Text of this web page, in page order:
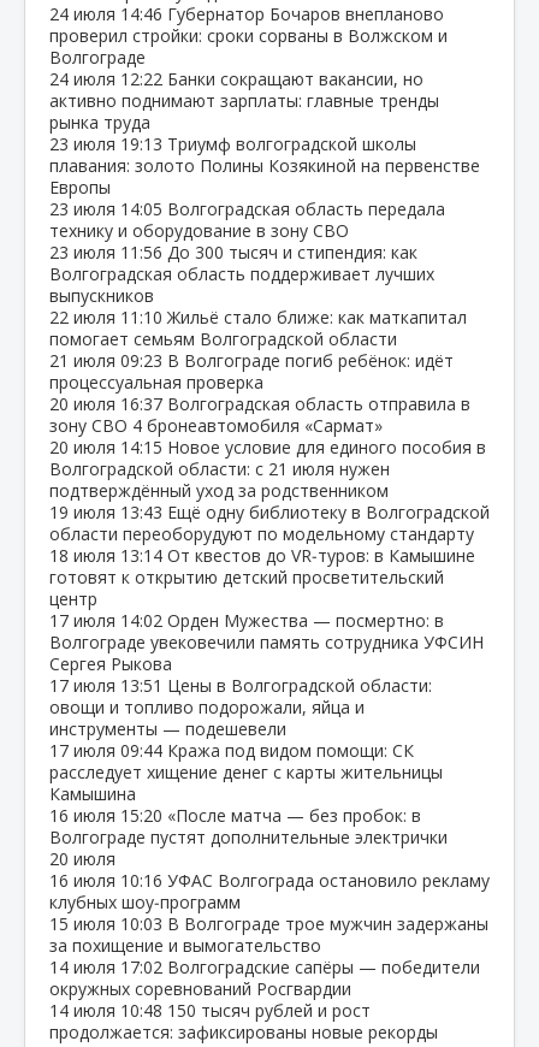
24 июля 14:46 Губернатор Бочаров внепланово
проверил стройки: сроки сорваны в Волжском и
Волгограде
24 июля 12:22 Банки сокращают вакансии, но
активно поднимают зарплаты: главные тренды
рынка труда
23 июля 19:13 Триумф волгоградской школы
плавания: золото Полины Козякиной на первенстве
Европы
23 июля 14:05 Волгоградская область передала
технику и оборудование в зону СВО
23 июля 11:56 До 300 тысяч и стипендия: как
Волгоградская область поддерживает лучших
выпускников
22 июля 11:10 Жильё стало ближе: как маткапитал
помогает семьям Волгоградской области
21 июля 09:23 В Волгограде погиб ребёнок: идёт
процессуальная проверка
20 июля 16:37 Волгоградская область отправила в
зону СВО 4 бронеавтомобиля «Сармат»
20 июля 14:15 Новое условие для единого пособия в
Волгоградской области: с 21 июля нужен
подтверждённый уход за родственником
19 июля 13:43 Ещё одну библиотеку в Волгоградской
области переоборудуют по модельному стандарту
18 июля 13:14 От квестов до VR‑туров: в Камышине
готовят к открытию детский просветительский
центр
17 июля 14:02 Орден Мужества — посмертно: в
Волгограде увековечили память сотрудника УФСИН
Сергея Рыкова
17 июля 13:51 Цены в Волгоградской области:
овощи и топливо подорожали, яйца и
инструменты — подешевели
17 июля 09:44 Кража под видом помощи: СК
расследует хищение денег с карты жительницы
Камышина
16 июля 15:20 «После матча — без пробок: в
Волгограде пустят дополнительные электрички
20 июля
16 июля 10:16 УФАС Волгограда остановило рекламу
клубных шоу‑программ
15 июля 10:03 В Волгограде трое мужчин задержаны
за похищение и вымогательство
14 июля 17:02 Волгоградские сапёры — победители
окружных соревнований Росгвардии
14 июля 10:48 150 тысяч рублей и рост
продолжается: зафиксированы новые рекорды